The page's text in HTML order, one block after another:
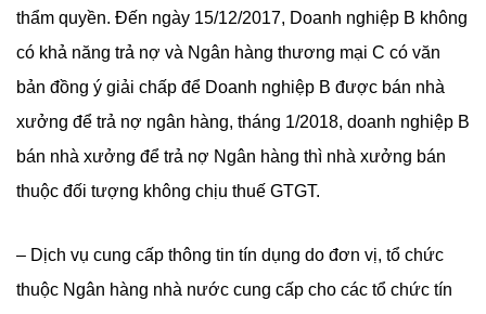
thẩm quyền. Đến ngày 15/12/2017, Doanh nghiệp B không
có khả năng trả nợ và Ngân hàng thương mại C có văn
bản đồng ý giải chấp để Doanh nghiệp B được bán nhà
xưởng để trả nợ ngân hàng, tháng 1/2018, doanh nghiệp B
bán nhà xưởng để trả nợ Ngân hàng thì nhà xưởng bán
thuộc đối tượng không chịu thuế GTGT.
– Dịch vụ cung cấp thông tin tín dụng do đơn vị, tổ chức
thuộc Ngân hàng nhà nước cung cấp cho các tổ chức tín